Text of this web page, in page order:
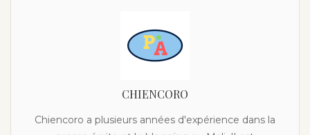
CHIENCORO
Chiencoro a plusieurs années d'expérience dans la